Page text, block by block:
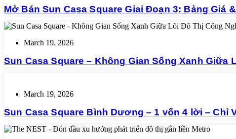
Mở Bán Sun Casa Square Giai Đoạn 3: Bảng Giá
March 19, 2026
Sun Casa Square – Không Gian Sống Xanh Giữa
March 19, 2026
Sun Casa Square Bình Dương – 1 vốn 4 lời – Chỉ